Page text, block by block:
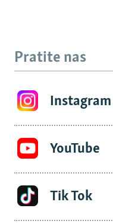
Pratite nas
Instagram
YouTube
Tik Tok